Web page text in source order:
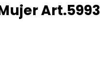
Art.5993